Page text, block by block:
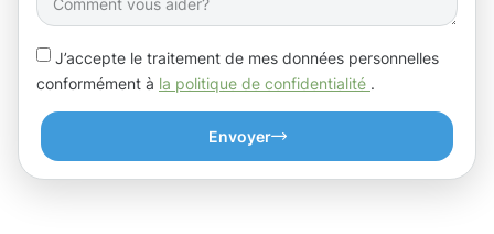
J’accepte le traitement de mes données personnelles
conformément à la politique de confidentialité
Envoyer